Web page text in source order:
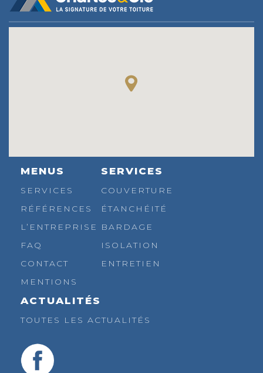
MENUS
SERVICES
RÉFÉRENCES
L’ENTREPRISE
FAQ
CONTACT
MENTIONS
SERVICES
COUVERTURE
ÉTANCHÉITÉ
BARDAGE
ISOLATION
ENTRETIEN
ACTUALITÉS
TOUTES LES ACTUALITÉS